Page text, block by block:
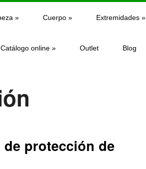
» Cuerpo» Extremidades»
Catálogo online » Outlet Blog
protección de